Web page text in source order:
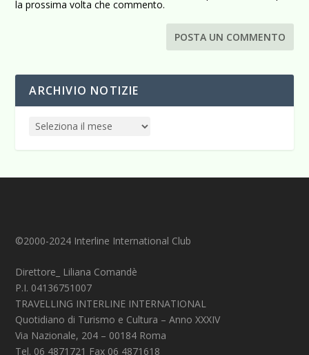
la prossima volta che commento.
ARCHIVIO NOTIZIE
©2000-2024 Interline International Club
Direttore_ Liliana Comandè
P.I. 04136751007
TRAVELLING INTERLINE INTERNATIONAL
Quotidiano di Turismo e Cultura – Anno XXXIV
Via Nazionale, 204 – 00184 Roma
Tel. 06 4871721 Fax 06 4871618